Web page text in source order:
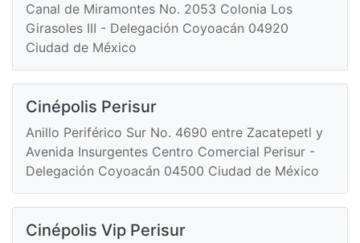
Canal de Miramontes No. 2053 Colonia Los
Girasoles III - Delegación Coyoacán 04920
Ciudad de México
Cinépolis Perisur
Anillo Periférico Sur No. 4690 entre Zacatepetl y
Avenida Insurgentes Centro Comercial Perisur -
Delegación Coyoacán 04500 Ciudad de México
Cinépolis Vip Perisur